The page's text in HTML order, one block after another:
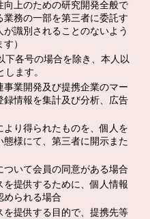
上のための研究開発全般で
務の一部を第三者に委託す
識別されることのないよう
）
下各号の場合を除き、本人以
ます。
業開発及び提携企業のマー
情報を集計及び分析、広告
り得られたものを、個人を
様にて、第三者に開示また
いて会員の同意がある場合
提供するために、個人情報
められる場合
提供する目的で、提携先等